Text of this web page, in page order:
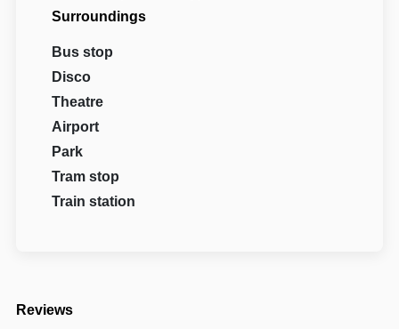
Surroundings
Bus stop
Disco
Theatre
Airport
Park
Tram stop
Train station
Reviews